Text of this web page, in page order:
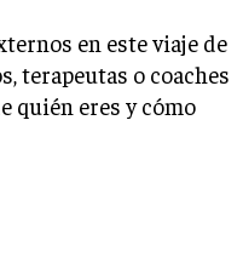
en este viaje de
terapeutas o coaches
quién eres y cómo